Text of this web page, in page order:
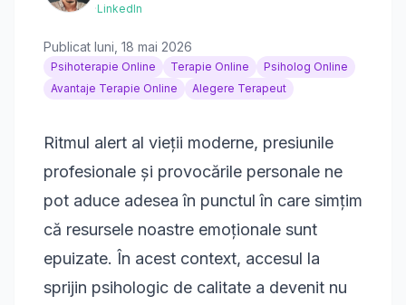
·LinkedIn
Publicat luni, 18 mai 2026
Psihoterapie Online Terapie Online
Psiholog Online
Avantaje Terapie Online
Alegere Terapeut
Ritmul alert al vieții moderne, presiunile
profesionale și provocările personale ne
pot aduce adesea în punctul în care simțim
că resursele noastre emoționale sunt
epuizate. În acest context, accesul la
sprijin psihologic de calitate a devenit nu